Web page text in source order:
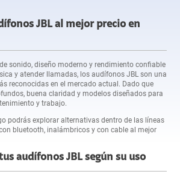
JBL al mejor precio en
sonido, diseño moderno y rendimiento confiable
y atender llamadas, los audífonos JBL son una
reconocidas en el mercado actual. Dado que
buena claridad y modelos diseñados para
y trabajo.
podrás explorar alternativas dentro de las líneas
bluetooth, inalámbricos y con cable al mejor
audífonos JBL según su uso